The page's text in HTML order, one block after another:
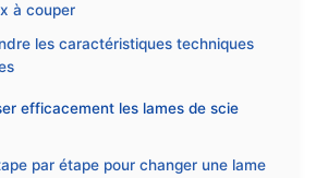
à couper
les caractéristiques techniques
efficacement les lames de scie
par étape pour changer une lame